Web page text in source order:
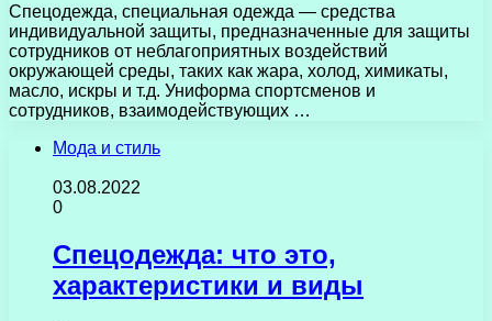
Спецодежда, специальная одежда — средства
индивидуальной защиты, предназначенные для защиты
сотрудников от неблагоприятных воздействий
окружающей среды, таких как жара, холод, химикаты,
масло, искры и т.д. Униформа спортсменов и
сотрудников, взаимодействующих …
Мода и стиль
03.08.2022
0
Спецодежда: что это,
характеристики и виды